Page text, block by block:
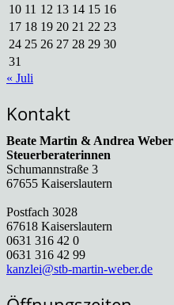
10 11 12 13 14 15 16
17 18 19 20 21 22 23
24 25 26 27 28 29 30
31
« Juli
Kontakt
Beate Martin & Andrea Weber
Steuerberaterinnen
Schumannstraße 3
67655 Kaiserslautern
Postfach 3028
67618 Kaiserslautern
0631 316 42 0
0631 316 42 99
kanzlei@stb-martin-weber.de